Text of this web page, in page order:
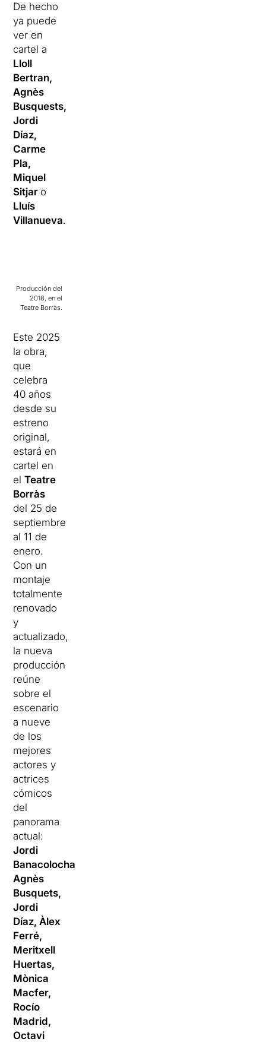
De hecho
ya puede
ver en
cartel a
Lloll
Bertran,
Agnès
Busquests,
Jordi
Díaz,
Carme
Pla,
Miquel
Sitjaro
Lluís
Villanueva.
Producción del
2018, en el
Teatre Borràs.
Este 2025
la obra,
que
celebra
40 años
desde su
estreno
original,
estará en
cartel en
elTeatre
Borràs
del 25 de
septiembre
al 11 de
enero.
Con un
montaje
totalmente
renovado
y
actualizado,
la nueva
producción
reúne
sobre el
escenario
a nueve
de los
mejores
actores y
actrices
cómicos
del
panorama
actual:
Jordi
Banacolocha,
Agnès
Busquets,
Jordi
Díaz, Àlex
Ferré,
Meritxell
Huertas,
Mònica
Macfer,
Rocío
Madrid,
Octavi